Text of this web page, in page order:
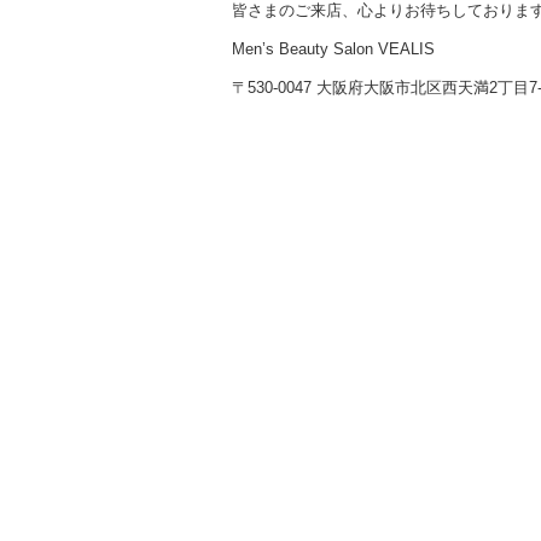
皆さまのご来店、心よりお待ちしておりま
Men’s Beauty Salon VEALIS
〒530-0047 大阪府大阪市北区西天満2丁目